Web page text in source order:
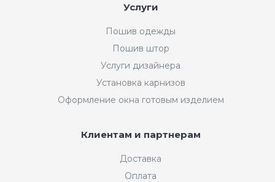
Услуги
Пошив одежды
Пошив штор
Услуги дизайнера
Установка карнизов
Оформление окна готовым изделием
Клиентам и партнерам
Доставка
Оплата